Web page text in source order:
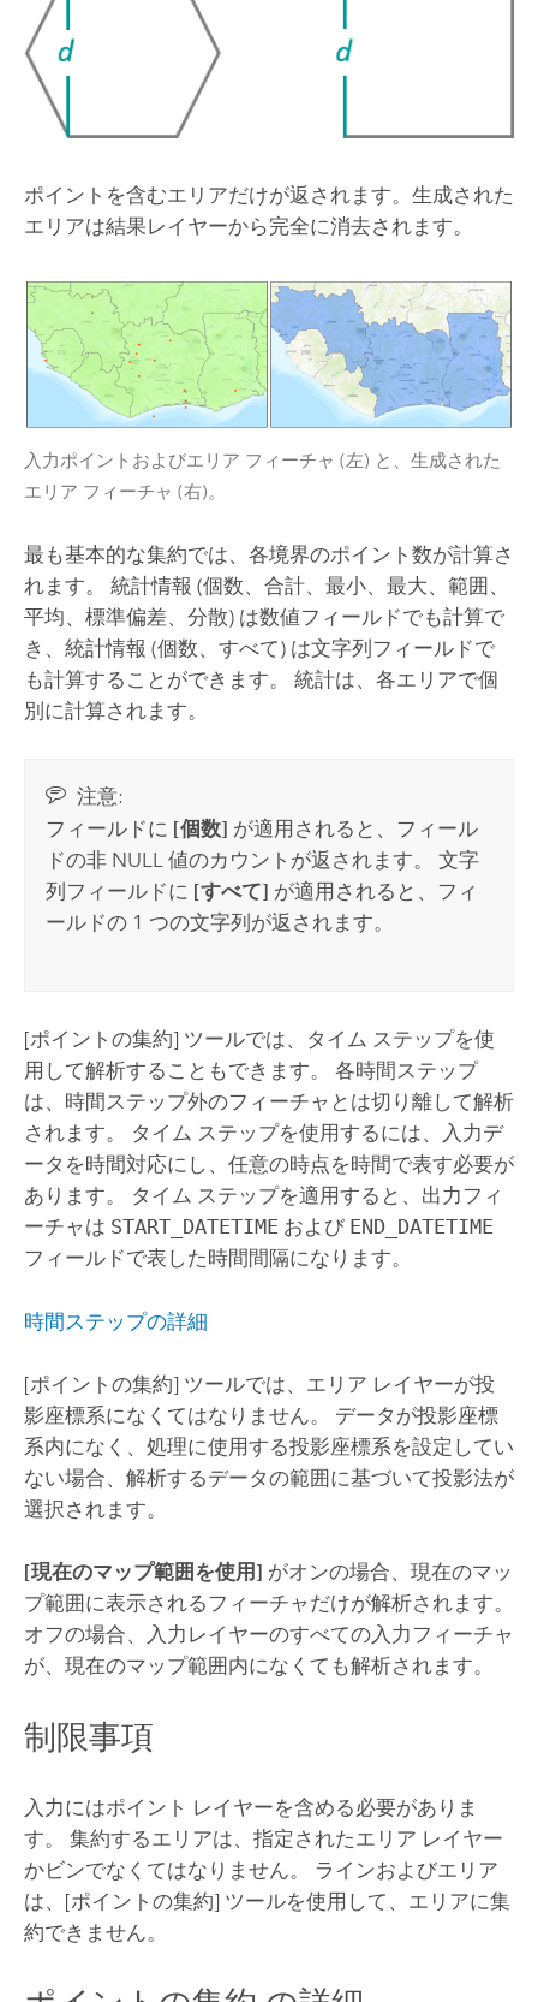
ポイントを含むエリアだけが返されます。生成された
エリアは結果レイヤーから完全に消去されます。
入力ポイントおよびエリア フィーチャ (左) と、生成された
エリア フィーチャ (右)。
最も基本的な集約では、各境界のポイント数が計算さ
れます。 統計情報 (個数、合計、最小、最大、範囲、
平均、標準偏差、分散) は数値フィールドでも計算で
き、統計情報 (個数、すべて) は文字列フィールドで
も計算することができます。 統計は、各エリアで個
別に計算されます。
注意:
フィールドに [個数] が適用されると、フィール
ドの非 NULL 値のカウントが返されます。 文字
列フィールドに [すべて] が適用されると、フィ
ールドの 1 つの文字列が返されます。
[ポイントの集約] ツールでは、タイム ステップを使
用して解析することもできます。 各時間ステップ
は、時間ステップ外のフィーチャとは切り離して解析
されます。 タイム ステップを使用するには、入力デ
ータを時間対応にし、任意の時点を時間で表す必要が
あります。 タイム ステップを適用すると、出力フィ
ーチャは START_DATETIMEおよび END_DATETIME
フィールドで表した時間間隔になります。
時間ステップの詳細
[ポイントの集約] ツールでは、エリア レイヤーが投
影座標系になくてはなりません。 データが投影座標
系内になく、処理に使用する投影座標系を設定してい
ない場合、解析するデータの範囲に基づいて投影法が
選択されます。
[現在のマップ範囲を使用] がオンの場合、現在のマッ
プ範囲に表示されるフィーチャだけが解析されます。
オフの場合、入力レイヤーのすべての入力フィーチャ
が、現在のマップ範囲内になくても解析されます。
制限事項
入力にはポイント レイヤーを含める必要がありま
す。 集約するエリアは、指定されたエリア レイヤー
かビンでなくてはなりません。 ラインおよびエリア
は、 [ポイントの集約] ツールを使用して、エリアに集
約できません。